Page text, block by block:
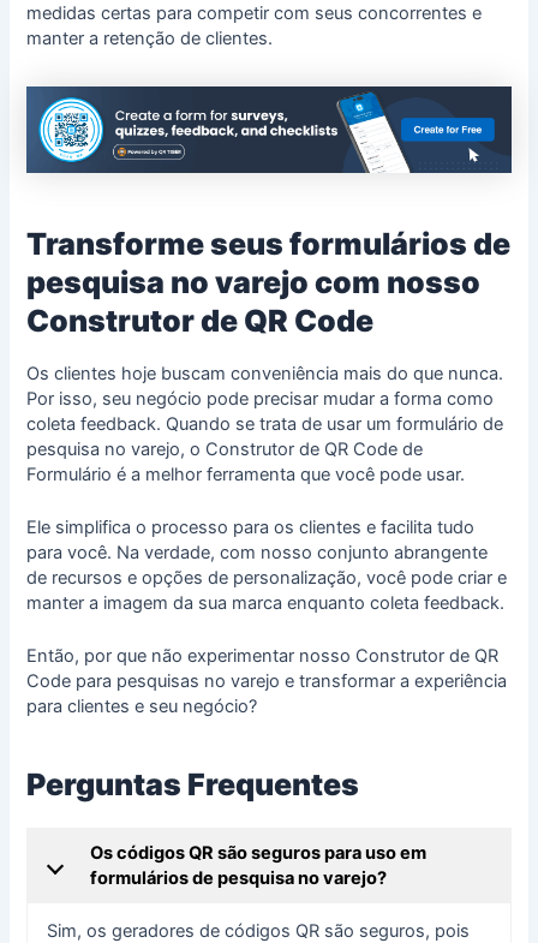
medidas certas para competir com seus concorrentes e
manter a retenção de clientes.
Transforme seus formulários de
pesquisa no varejo com nosso
Construtor de QR Code
Os clientes hoje buscam conveniência mais do que nunca.
Por isso, seu negócio pode precisar mudar a forma como
coleta feedback. Quando se trata de usar um formulário de
pesquisa no varejo, o Construtor de QR Code de
Formulário é a melhor ferramenta que você pode usar.
Ele simplifica o processo para os clientes e facilita tudo
para você. Na verdade, com nosso conjunto abrangente
de recursos e opções de personalização, você pode criar e
manter a imagem da sua marca enquanto coleta feedback.
Então, por que não experimentar nosso Construtor de QR
Code para pesquisas no varejo e transformar a experiência
para clientes e seu negócio?
Perguntas Frequentes
Os códigos QR são seguros para uso em
formulários de pesquisa no varejo?
Sim, os geradores de códigos QR são seguros, pois